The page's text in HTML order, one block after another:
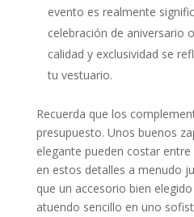
evento es realmente
celebración de aniversario
calidad y exclusividad se
tu vestuario.
Recuerda que los
presupuesto. Unos buenos
elegante pueden costar
en estos detalles a menudo
que un accesorio bien
atuendo sencillo en uno